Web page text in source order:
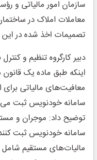
سازمان امور مالیاتی و
معاملات املاک در
تصمیمات اخذ شده در
دبیر کارگروه تنظیم و
اینکه طبق ماده یک
معافیت‌های مالیاتی برای
سامانه خودنویس ثبت
توضیح داد: موجران و
مالیات‌های مستقیم